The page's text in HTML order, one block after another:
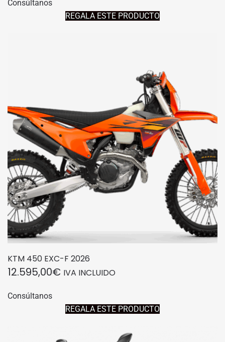
Consúltanos
REGALA ESTE PRODUCTO
KTM 450 EXC-F 2026
12.595,00€ IVA INCLUIDO
Consúltanos
REGALA ESTE PRODUCTO